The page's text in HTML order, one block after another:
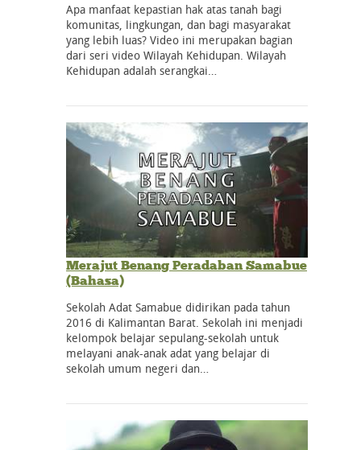
Apa manfaat kepastian hak atas tanah bagi
komunitas, lingkungan, dan bagi masyarakat
yang lebih luas? Video ini merupakan bagian
dari seri video Wilayah Kehidupan. Wilayah
Kehidupan adalah serangkai…
Merajut Benang Peradaban Samabue
(Bahasa)
Sekolah Adat Samabue didirikan pada tahun
2016 di Kalimantan Barat. Sekolah ini menjadi
kelompok belajar sepulang-sekolah untuk
melayani anak-anak adat yang belajar di
sekolah umum negeri dan…